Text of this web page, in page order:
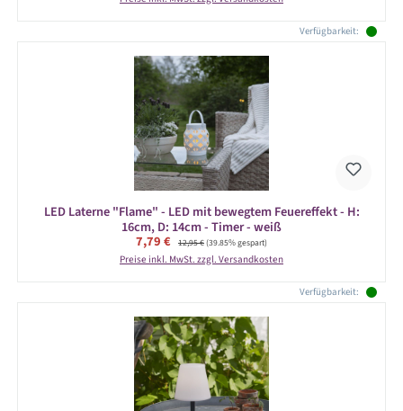
Verfügbarkeit:
LED Laterne "Flame" - LED mit bewegtem Feuereffekt - H:
16cm, D: 14cm - Timer - weiß
Verkaufspreis:
7,79 € Regulärer Preis:
12,95 €(39.85% gespart)
Preise inkl. MwSt. zzgl. Versandkosten
Verfügbarkeit: